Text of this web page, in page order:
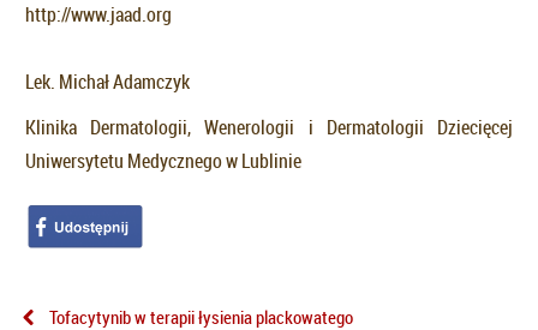
http://www.jaad.org
Lek. Michał Adamczyk
Klinika Dermatologii, Wenerologii i Dermatologii Dziecięcej
Uniwersytetu Medycznego w Lublinie
Tofacytynib w terapii łysienia plackowatego